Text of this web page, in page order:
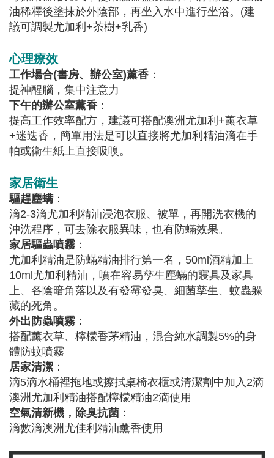
油稀釋後塗抹於外陰部，再坐入水中進行坐浴。(建
議可調製尤加利+茶樹+乳香)
心理療效
工作場合(書房、 辦公室)薰香 ：
提神醒腦，集中注意力
下午的辦公室薰香 ：
提高工作效率配方，建議可搭配澳洲尤加利+薰衣草
+迷迭香，簡單用法是可以直接將尤加利精油滴在手
帕或衛生紙上直接吸嗅。
家居衛生
驅趕塵螨：
滴2-3滴尤加利精油浸泡衣服、被單，再開洗衣機的
沖洗程序，可去除衣服異味，也有防蟎效果。
家居驅蟲噴霧 ：
尤加利精油是防蟎精油排行第一名，50ml酒精加上
10ml尤加利精油，噴在容易孳生塵蟎的寢具及家具
上、各陰暗角落以及有發霉發臭、細菌孳生、蚊蟲躲
藏的死角。
外出防蟲噴霧 ：
搭配薰衣草、檸檬香茅精油，混合純水調製5%的身
體防蚊噴霧
居家清潔 ：
滴5滴水桶裡拖地或擦拭桌椅衣櫃或清潔劑中加入2滴
澳洲尤加利精油搭配檸檬精油2滴使用
空氣清新機，除臭抗菌 ：
滴數滴澳洲尤佳利精油薰香使用